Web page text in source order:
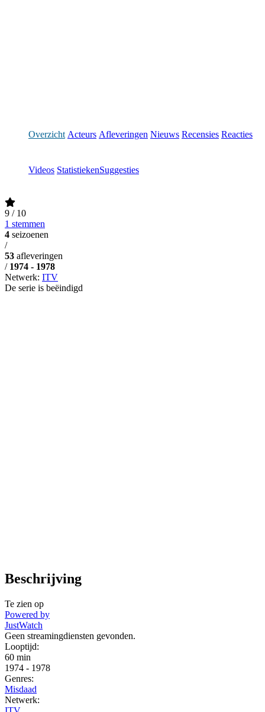
Overzicht Acteurs Afleveringen Nieuws Recensies Reacties
Videos StatistiekenSuggesties
9 / 10
1 stemmen
4 seizoenen
/
53 afleveringen
/ 1974 - 1978
Netwerk: ITV
De serie is beëindigd
Beschrijving
Te zien op
Powered by
JustWatch
Geen streamingdiensten gevonden.
Looptijd:
60 min
1974 - 1978
Genres:
Misdaad
Netwerk: